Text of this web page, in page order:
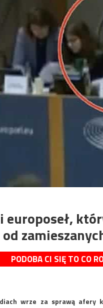
europoseł,
PODOBA CI SIĘ TO CO
wrze za sprawą afery